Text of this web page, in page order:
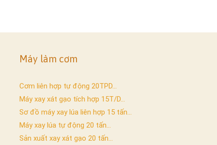
Máy làm cơm
Cơm liên hợp tự động 20TPD...
Máy xay xát gạo tích hợp 15T/D...
Sơ đồ máy xay lúa liên hợp 15 tấn...
Máy xay lúa tự động 20 tấn...
Sản xuất xay xát gạo 20 tấn...